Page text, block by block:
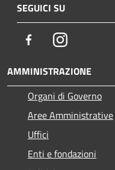
SEGUICI SU
FacebookInstagram
AMMINISTRAZIONE
Organi di Governo
Aree Amministrative
Uffici
Enti e fondazioni